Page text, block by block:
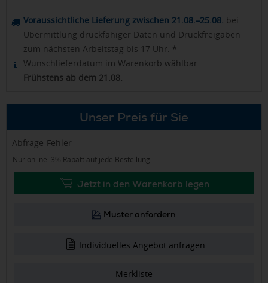
Voraussichtliche Lieferung zwischen 21.08.–25.08. bei
Übermittlung druckfähiger Daten und Druckfreigaben
zum nächsten Arbeitstag bis 17 Uhr. *
Wunschlieferdatum im Warenkorb wählbar.
Frühstens ab dem 21.08.
Unser Preis für Sie
Abfrage-Fehler
Nur online: 3% Rabatt auf jede Bestellung
Jetzt in den Warenkorb legen
Muster anfordern
Individuelles Angebot anfragen
Merkliste